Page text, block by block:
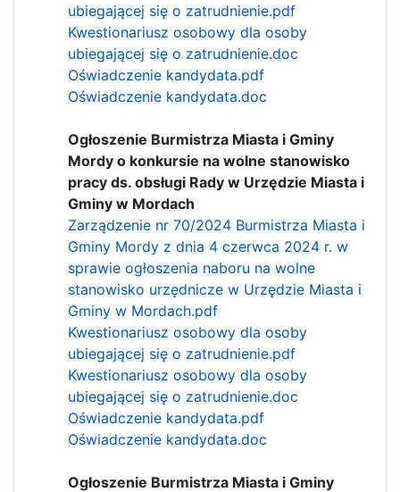
ubiegającej się o zatrudnienie.pdf
Kwestionariusz osobowy dla osoby
ubiegającej się o zatrudnienie.doc
Oświadczenie kandydata.pdf
Oświadczenie kandydata.doc
Ogłoszenie Burmistrza Miasta i Gminy
Mordy o konkursie na wolne stanowisko
pracy ds. obsługi Rady w Urzędzie Miasta i
Gminy w Mordach
Zarządzenie nr 70/2024 Burmistrza Miasta i
Gminy Mordy z dnia 4 czerwca 2024 r. w
sprawie ogłoszenia naboru na wolne
stanowisko urzędnicze w Urzędzie Miasta i
Gminy w Mordach.pdf
Kwestionariusz osobowy dla osoby
ubiegającej się o zatrudnienie.pdf
Kwestionariusz osobowy dla osoby
ubiegającej się o zatrudnienie.doc
Oświadczenie kandydata.pdf
Oświadczenie kandydata.doc
Ogłoszenie Burmistrza Miasta i Gminy